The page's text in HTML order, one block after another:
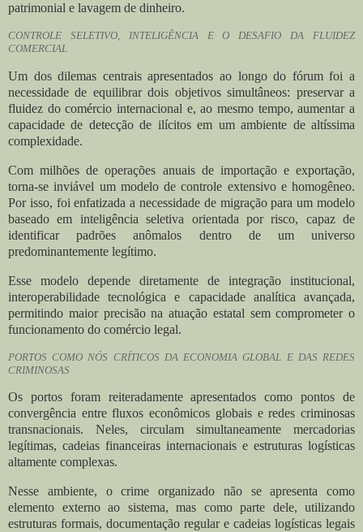
patrimonial e lavagem de dinheiro.
CONTROLE SELETIVO, INTELIGÊNCIA E O DESAFIO DA FLUIDEZ
COMERCIAL
Um dos dilemas centrais apresentados ao longo do fórum foi a
necessidade de equilibrar dois objetivos simultâneos: preservar a
fluidez do comércio internacional e, ao mesmo tempo, aumentar a
capacidade de detecção de ilícitos em um ambiente de altíssima
complexidade.
Com milhões de operações anuais de importação e exportação,
torna-se inviável um modelo de controle extensivo e homogêneo.
Por isso, foi enfatizada a necessidade de migração para um modelo
baseado em inteligência seletiva orientada por risco, capaz de
identificar padrões anômalos dentro de um universo
predominantemente legítimo.
Esse modelo depende diretamente de integração institucional,
interoperabilidade tecnológica e capacidade analítica avançada,
permitindo maior precisão na atuação estatal sem comprometer o
funcionamento do comércio legal.
PORTOS COMO NÓS CRÍTICOS DA ECONOMIA GLOBAL E DAS REDES
CRIMINOSAS
Os portos foram reiteradamente apresentados como pontos de
convergência entre fluxos econômicos globais e redes criminosas
transnacionais. Neles, circulam simultaneamente mercadorias
legítimas, cadeias financeiras internacionais e estruturas logísticas
altamente complexas.
Nesse ambiente, o crime organizado não se apresenta como
elemento externo ao sistema, mas como parte dele, utilizando
estruturas formais, documentação regular e cadeias logísticas legais